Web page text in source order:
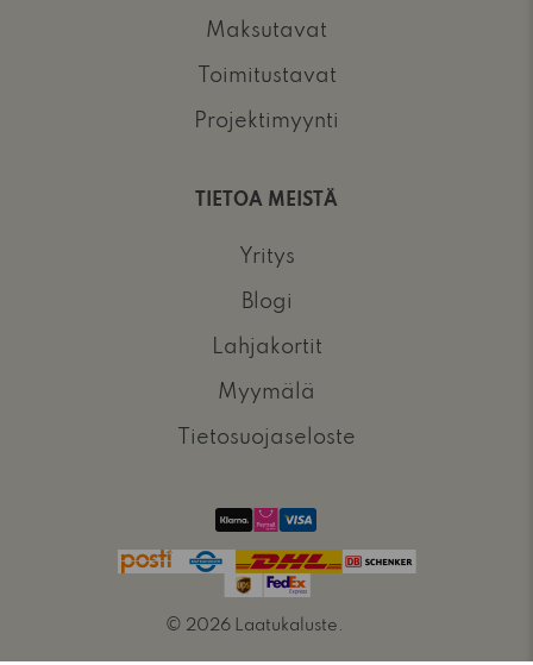
Maksutavat
Toimitustavat
Projektimyynti
TIETOA MEISTÄ
Yritys
Blogi
Lahjakortit
Myymälä
Tietosuojaseloste
© 2026 Laatukaluste